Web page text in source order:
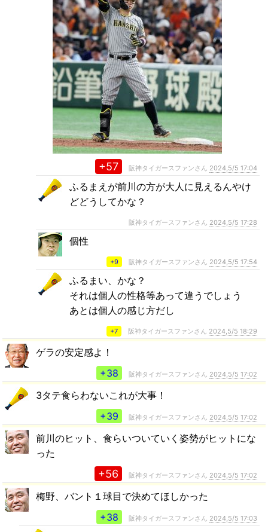
+57 阪神タイガースファンさん 2024,5/5 17:04
ふるまえが前川の方が大人に見えるんやけ
どどうしてかな？
阪神タイガースファンさん 2024,5/5 17:28
個性
+9 阪神タイガースファンさん 2024,5/5 17:54
ふるまい、かな？
それは個人の性格等あって違うでしょう
あとは個人の感じ方だし
+7 阪神タイガースファンさん 2024,5/5 18:29
ゲラの安定感よ！
+38
阪神タイガースファンさん 2024,5/5 17:02
3タテ食らわないこれが大事！
+39
阪神タイガースファンさん 2024,5/5 17:02
前川のヒット、食らいついていく姿勢がヒットにな
った
+56 阪神タイガースファンさん 2024,5/5 17:02
梅野、バント１球目で決めてほしかった
+38
阪神タイガースファンさん 2024,5/5 17:03